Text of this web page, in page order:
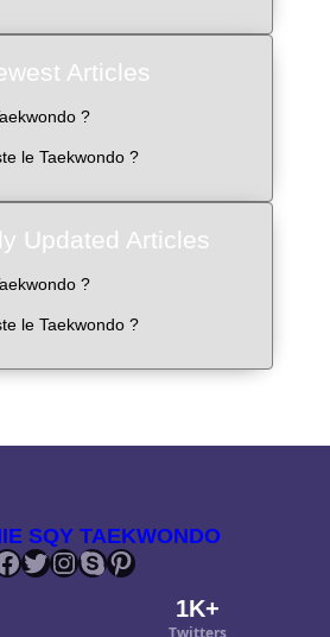
Articles
?
le Taekwondo ?
Updated Articles
?
le Taekwondo ?
SQY TAEKWONDO
Twitter InstagramSkype Pinterest
1K+
Twitters